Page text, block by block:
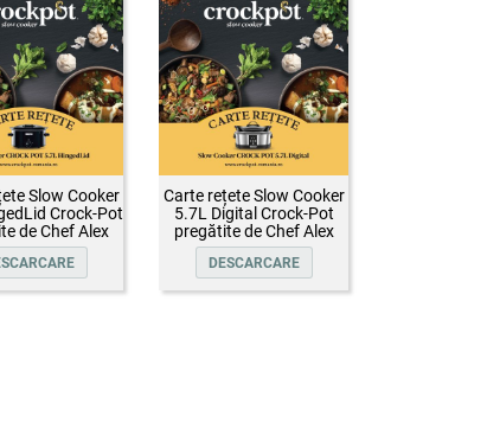
Slow Cooker
Crock-Pot
de Chef Alex
Cîrțu
Carte rețete Slow Cooker
5.7L Digital Crock-Pot
pregătite de Chef Alex
Cîrțu
DESCARCARE